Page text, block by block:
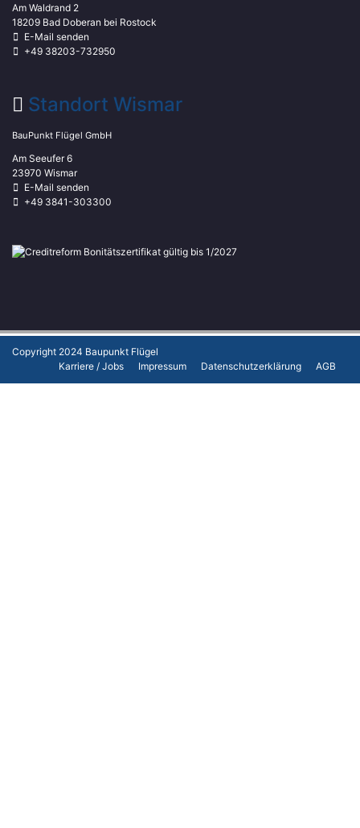
Am Waldrand 2
18209 Bad Doberan bei Rostock
E-Mail senden
+49 38203-732950
Standort Wismar
BauPunkt Flügel GmbH
Am Seeufer 6
23970 Wismar
E-Mail senden
+49 3841-303300
Copyright 2024 Baupunkt Flügel
Karriere / Jobs
Impressum Datenschutzerklärung AGB